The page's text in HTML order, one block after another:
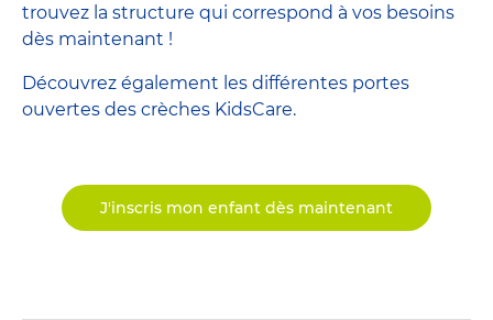
trouvez la structure qui correspond à vos besoins
dès maintenant !
Découvrez également les différentes portes
ouvertes des crèches KidsCare.
J'inscris mon enfant dès maintenant